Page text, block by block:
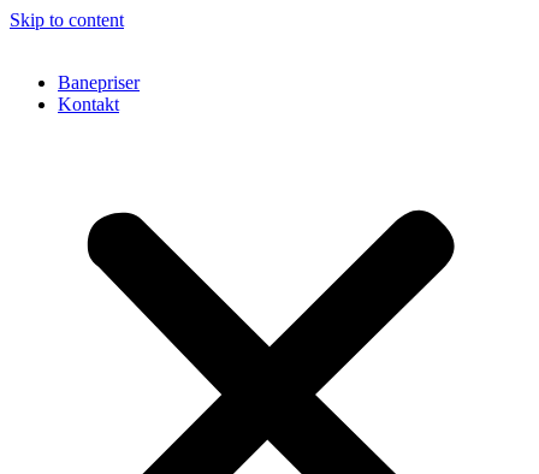
Skip to content
Banepriser
Kontakt